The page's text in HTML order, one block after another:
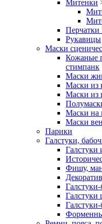
Митенки
Рукавицы
Маски
Кожаные
стимпанк
Маски
Маски из
Маски из
Маски на
Маски
Парики
Галстуки,
Галстуки
Фишу,
Галстуки